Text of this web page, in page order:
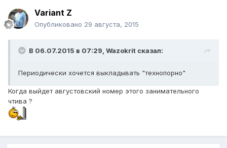
Variant Z
Опубликовано 29 августа, 2015
В 06.07.2015 в 07:29, Wazokrit сказал:
Периодически хочется выкладывать "технопорно"
Когда выйдет августовский номер этого занимательного
чтива ?